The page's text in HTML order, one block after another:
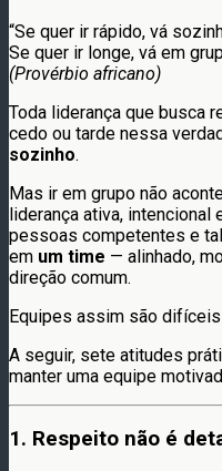
“Se quer ir rápido, vá
Se quer ir longe, vá em
(Provérbio africano)
Toda liderança que busca
cedo ou tarde nessa
sozinho.
Mas ir em grupo não
liderança ativa, intencional
pessoas competentes e
em um time — alinhado,
direção comum.
Equipes assim são
A seguir, sete atitudes
manter uma equipe
1. Respeito não é